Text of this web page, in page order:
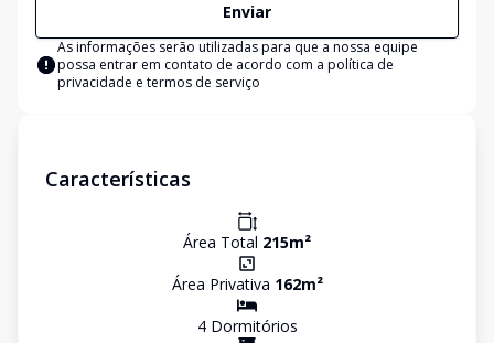
Enviar
As informações serão utilizadas para que a nossa equipe
possa entrar em contato de acordo com a política de
privacidade e termos de serviço
Características
Área Total 215m²
Área Privativa 162m²
4Dormitórios